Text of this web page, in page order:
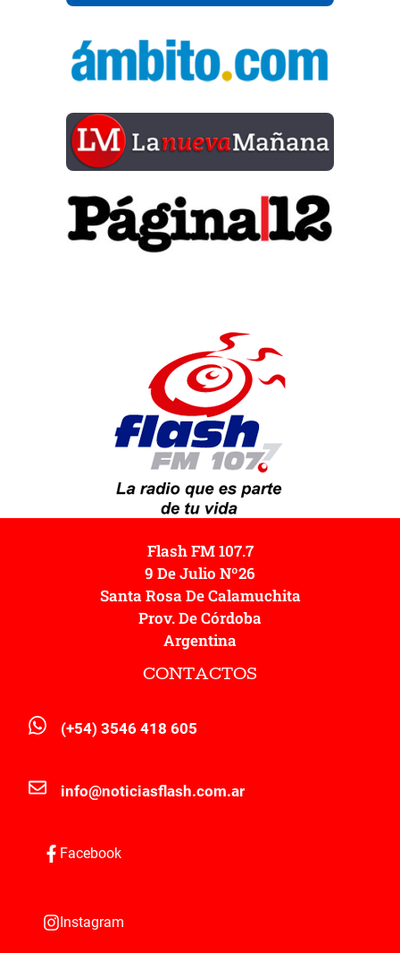
Flash FM 107.7
9 De Julio Nº26
Santa Rosa De Calamuchita
Prov. De Córdoba
Argentina
CONTACTOS
(+54) 3546 418 605
info@noticiasflash.com.ar
Facebook
Instagram